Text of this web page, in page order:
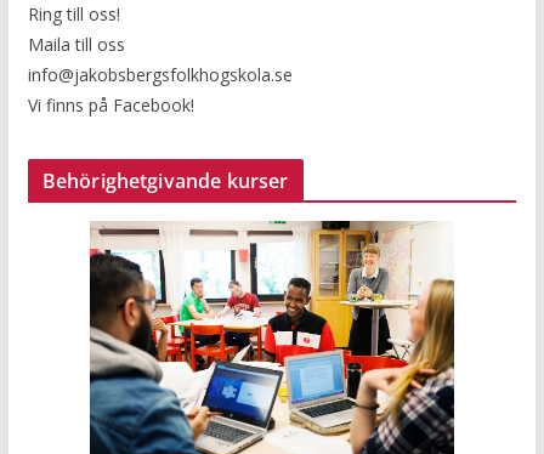
Ring till oss!
Maila till oss
info@jakobsbergsfolkhogskola.se
Vi finns på Facebook!
Behörighetgivande kurser